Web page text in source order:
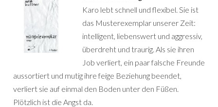
Karo lebt schnell und flexibel. Sie ist
das Musterexemplar unserer Zeit:
intelligent, liebenswert und aggressiv,
überdreht und traurig. Als sie ihren
Job verliert, ein paar falsche Freunde
aussortiert und mutig ihre feige Beziehung beendet,
verliert sie auf einmal den Boden unter den Füßen.
Plötzlich ist die Angst da.